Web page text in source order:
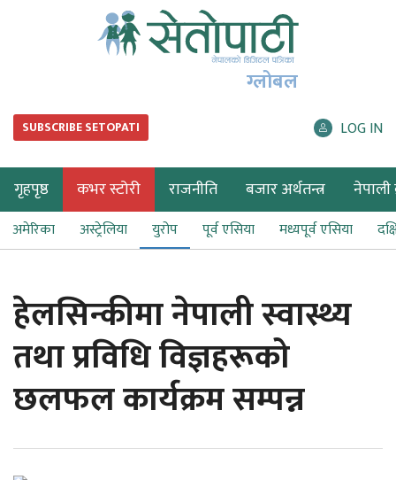
ग्लोबल
SUBSCRIBE SETOPATI LOG IN
गृहपृष्ठ कभर स्टोरी राजनीति बजार अर्थतन्त्र नेपाली
अमेरिका अस्ट्रेलिया युरोप पूर्व एसिया मध्यपूर्व एसिया
हेलसिन्कीमा नेपाली स्वास्थ्य
तथा प्रविधि विज्ञहरूको
छलफल कार्यक्रम सम्पन्न